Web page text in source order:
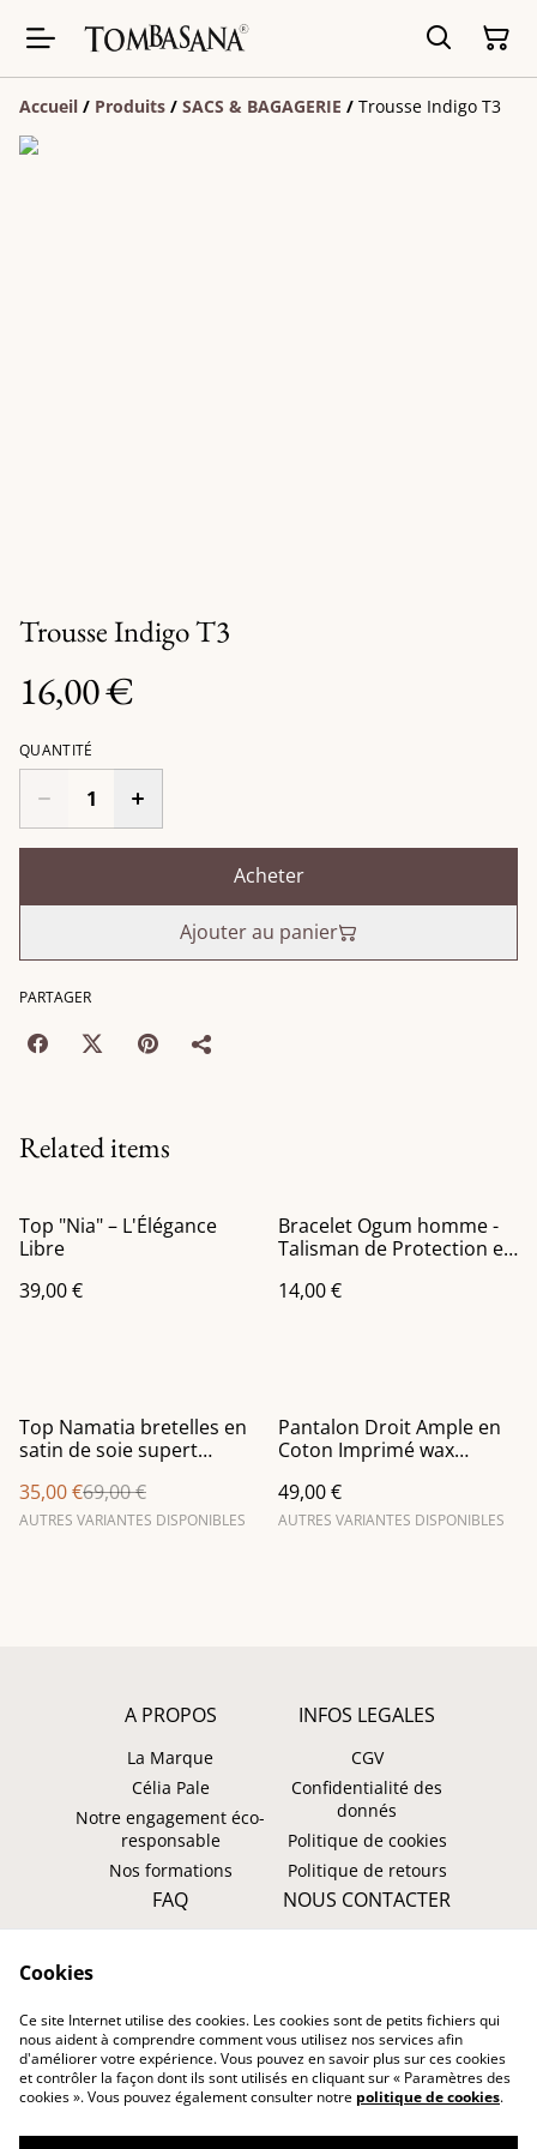
Accueil / Produits / SACS & BAGAGERIE / Trousse Indigo T3
Trousse Indigo T3
16,00 €
QUANTITÉ
Acheter
Ajouter au panier
PARTAGER
Related items
Top "Nia" – L'Élégance
Libre
39,00 €
Bracelet Ogum homme -
Talisman de Protection et
14,00 €
%
Top Namatia bretelles en
satin de soie supert
35,00 €69,00 €
AUTRES VARIANTES DISPONIBLES
Pantalon Droit Ample en
Coton Imprimé wax
49,00 €
AUTRES VARIANTES DISPONIBLES
A PROPOS
La Marque
Célia Pale
Notre engagement éco-
responsable
Nos formations
INFOS LEGALES
CGV
Confidentialité des
donnés
Politique de cookies
Politique de retours
FAQ
Suivre ma commande
NOUS CONTACTER
@tombasana.fr
Cookies
Ce site Internet utilise des cookies. Les cookies sont de petits fichiers qui
nous aident à comprendre comment vous utilisez nos services afin
d'améliorer votre expérience. Vous pouvez en savoir plus sur ces cookies
et contrôler la façon dont ils sont utilisés en cliquant sur « Paramètres des
cookies ». Vous pouvez également consulter notre politique de cookies.